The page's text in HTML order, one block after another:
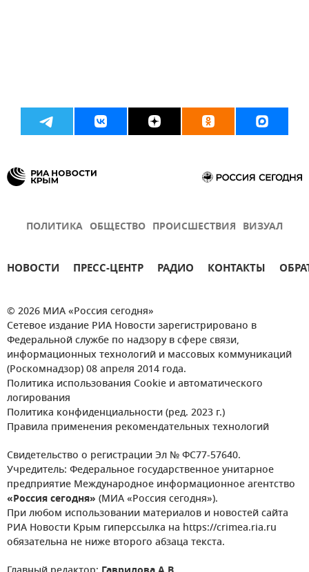
ПОЛИТИКА ОБЩЕСТВО ПРОИСШЕСТВИЯ ВИЗУАЛ
НОВОСТИ ПРЕСС-ЦЕНТР РАДИО КОНТАКТЫ
© 2026 МИА «Россия сегодня»
Сетевое издание РИА Новости зарегистрировано в
Федеральной службе по надзору в сфере связи,
информационных технологий и массовых коммуникаций
(Роскомнадзор) 08 апреля 2014 года.
Политика использования Cookie и автоматического
логирования
Политика конфиденциальности (ред. 2023 г.)
Правила применения рекомендательных технологий
Свидетельство о регистрации Эл № ФС77-57640.
Учредитель: Федеральное государственное унитарное
предприятие Международное информационное агентство
«Россия сегодня» (МИА «Россия сегодня»).
При любом использовании материалов и новостей сайта
РИА Новости Крым гиперссылка на https://crimea.ria.ru
обязательна не ниже второго абзаца текста.